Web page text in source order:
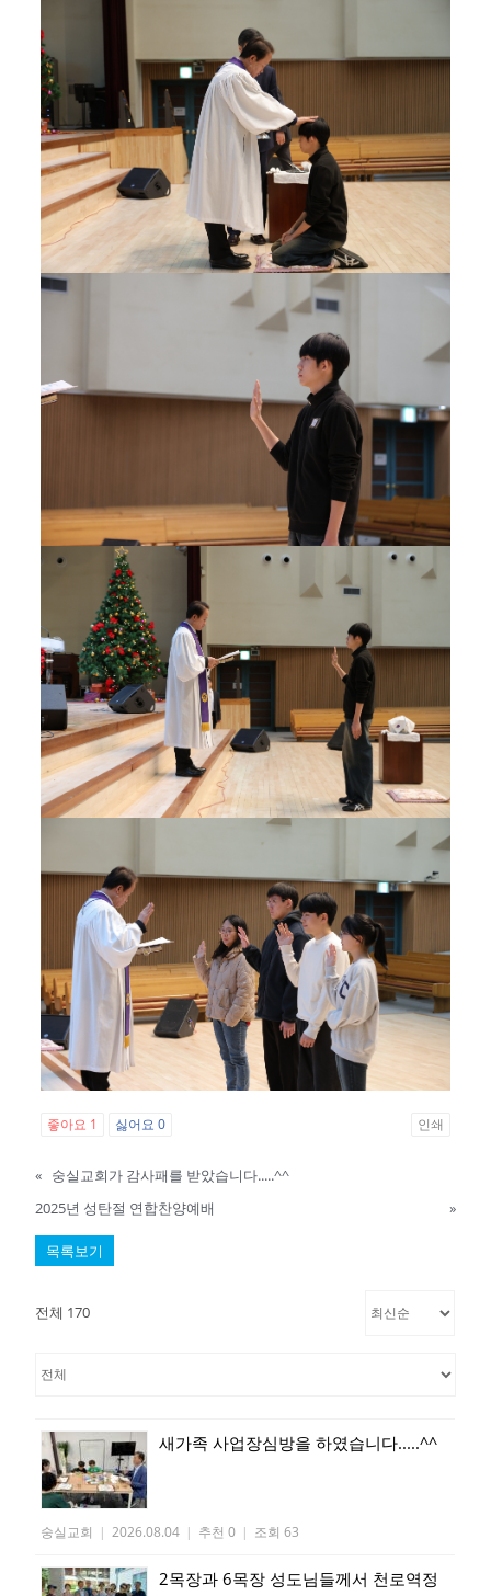
좋아요 1 싫어요0 인쇄
« 숭실교회가 감사패를 받았습니다.....^^
2025년 성탄절 연합찬양예배
»
목록보기
전체 170
새가족 사업장심방을 하였습니다.....^^
숭실교회 | 2026.08.04 | 추천 0 | 조회 63
2목장과 6목장 성도님들께서 천로역정